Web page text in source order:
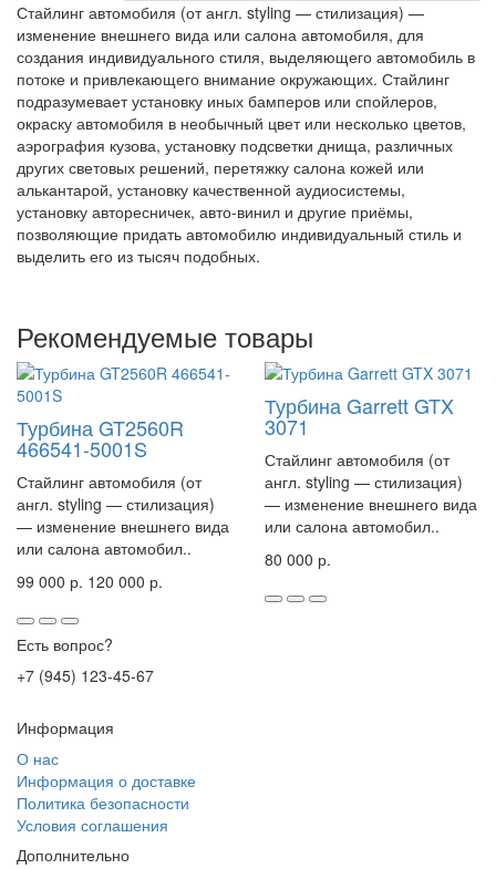
Стайлинг автомобиля (от англ. styling — стилизация) —
изменение внешнего вида или салона автомобиля, для
создания индивидуального стиля, выделяющего автомобиль в
потоке и привлекающего внимание окружающих. Стайлинг
подразумевает установку иных бамперов или спойлеров,
окраску автомобиля в необычный цвет или несколько цветов,
аэрография кузова, установку подсветки днища, различных
других световых решений, перетяжку салона кожей или
алькантарой, установку качественной аудиосистемы,
установку авторесничек, авто-винил и другие приёмы,
позволяющие придать автомобилю индивидуальный стиль и
выделить его из тысяч подобных.
Рекомендуемые товары
Турбина GT2560R
466541-5001S
Стайлинг автомобиля (от
англ. styling — стилизация)
— изменение внешнего вида
или салона автомобил..
99 000 р. 120 000 р.
Турбина Garrett GTX
3071
Стайлинг автомобиля (от
англ. styling — стилизация)
— изменение внешнего вида
или салона автомобил..
80 000 р.
Есть вопрос?
+7 (945) 123-45-67
Информация
О нас
Информация о доставке
Политика безопасности
Условия соглашения
Дополнительно